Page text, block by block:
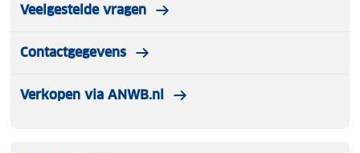
Veelgestelde vragen
Contactgegevens
Verkopen via ANWB.nl